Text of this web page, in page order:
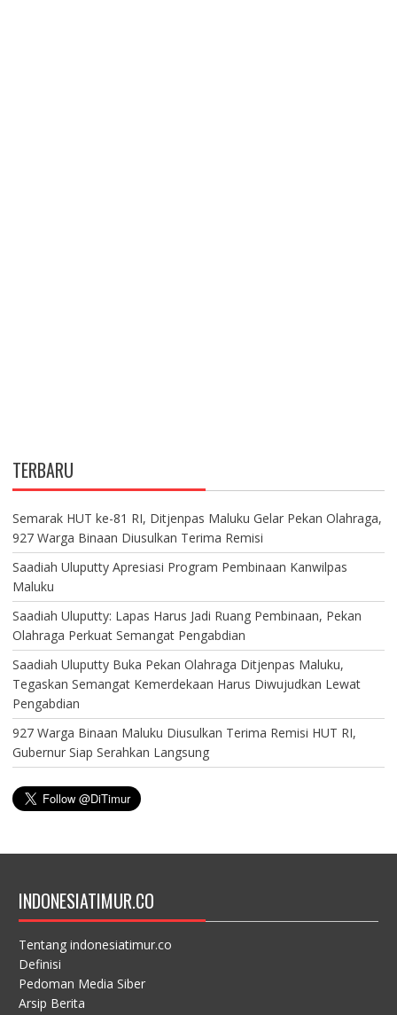
TERBARU
Semarak HUT ke-81 RI, Ditjenpas Maluku Gelar Pekan Olahraga,
927 Warga Binaan Diusulkan Terima Remisi
Saadiah Uluputty Apresiasi Program Pembinaan Kanwilpas
Maluku
Saadiah Uluputty: Lapas Harus Jadi Ruang Pembinaan, Pekan
Olahraga Perkuat Semangat Pengabdian
Saadiah Uluputty Buka Pekan Olahraga Ditjenpas Maluku,
Tegaskan Semangat Kemerdekaan Harus Diwujudkan Lewat
Pengabdian
927 Warga Binaan Maluku Diusulkan Terima Remisi HUT RI,
Gubernur Siap Serahkan Langsung
INDONESIATIMUR.CO
Tentang indonesiatimur.co
Definisi
Pedoman Media Siber
Arsip Berita